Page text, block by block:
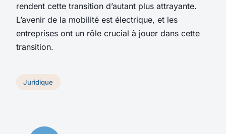
rendent cette transition d’autant plus attrayante.
L’avenir de la mobilité est électrique, et les
entreprises ont un rôle crucial à jouer dans cette
transition.
Juridique